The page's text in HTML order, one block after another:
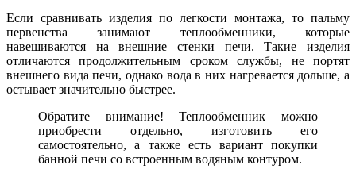
Если сравнивать изделия по легкости монтажа, то пальму
первенства занимают теплообменники, которые
навешиваются на внешние стенки печи. Такие изделия
отличаются продолжительным сроком службы, не портят
внешнего вида печи, однако вода в них нагревается дольше, а
остывает значительно быстрее.
Обратите внимание! Теплообменник можно
приобрести отдельно, изготовить его
самостоятельно, а также есть вариант покупки
банной печи со встроенным водяным контуром.